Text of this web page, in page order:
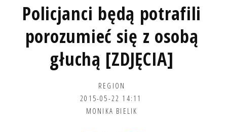
Policjanci będą potrafili
porozumieć się z osobą
głuchą [ZDJĘCIA]
REGION
2015-05-22 14:11
MONIKA BIELIK